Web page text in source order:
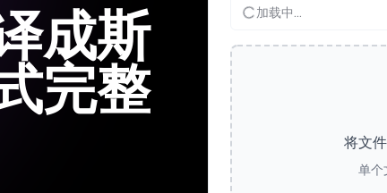
成斯
完整
加载中...
将文
单个